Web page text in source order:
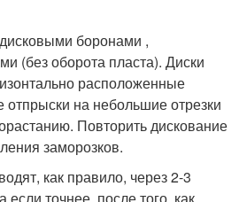
боронами ,
(без оборота пласта). Диски
расположенные
на небольшие отрезки
Повторить дискование
заморозков.
как правило, через 2-3